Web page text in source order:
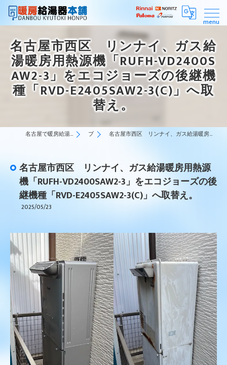
名古屋市西区 リンナイ、ガス給
湯暖房用熱源機「RUFH-VD2400S
AW2-3」をエコジョーズの後継機
種「RVD-E2405SAW2-3(C)」へ取
替え。
名古屋で暖房給湯器はスピーディーな対応の暖房給湯器本舗 ブログ 名古屋市西区 リンナイ、ガス給湯暖房用熱源機「RUFH-VD2400SAW2-3」をエコジョーズの後継機種「RVD-E2405SAW2-3(C)」へ取替え。
名古屋市西区 リンナイ、ガス給湯暖房用熱源
機「RUFH-VD2400SAW2-3」をエコジョーズの後
継機種「RVD-E2405SAW2-3(C)」へ取替え。
2025/05/23